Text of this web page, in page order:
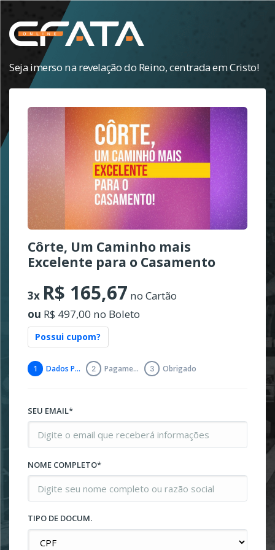
Seja imerso na revelação do Reino, centrada em Cristo!
Côrte, Um Caminho mais
Excelente para o Casamento
3x R$ 165,67 no Cartão
ou R$ 497,00 no Boleto
Possui cupom?
1 Dados Pessoais 2 Pagamento 3 Obrigado
SEU EMAIL*
NOME COMPLETO*
TIPO DE DOCUM.